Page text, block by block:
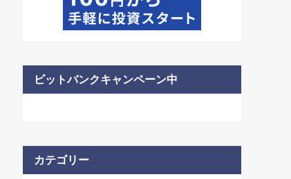
ビットバンクキャンペーン中
カテゴリー